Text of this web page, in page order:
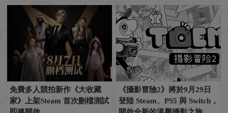
免費多人競拍新作《大收藏
家》上架Steam 首次刪檔測試
《攝影冒險2》將於9月29日
登陸 Steam、PS5 與 Switch，